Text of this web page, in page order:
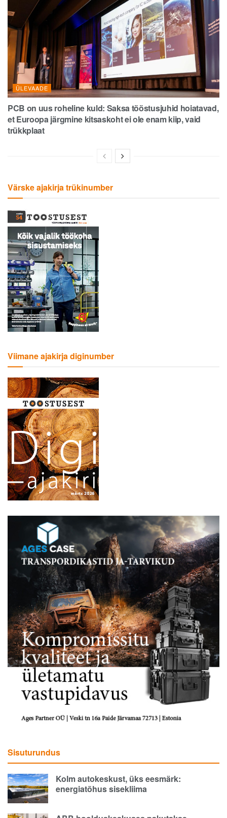
ÜLEVAADE
PCB on uus roheline kuld: Saksa tööstusjuhid hoiatavad,
et Euroopa järgmine kitsaskoht ei ole enam kiip, vaid
trükkplaat
Värske ajakirja trükinumber
Viimane ajakirja diginumber
Sisuturundus
Kolm autokeskust, üks eesmärk:
energiatõhus sisekliima